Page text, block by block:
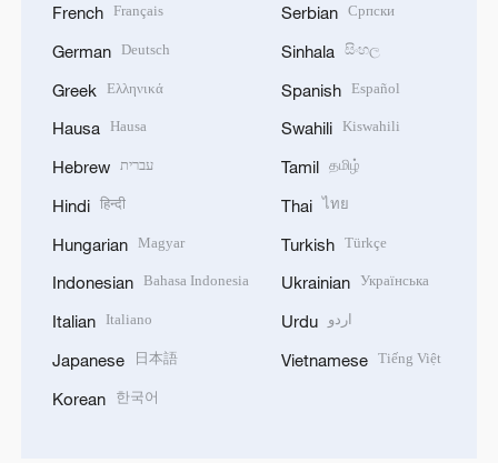
French Français
German Deutsch
Greek Ελληνικά
Hausa Hausa
Hebrew עברית
Hindi हिन्दी
Hungarian Magyar
Indonesian Bahasa Indonesia
Italian Italiano
Japanese 日本語
Korean 한국어
Serbian Српски
Sinhala සිංහල
Spanish Español
Swahili Kiswahili
Tamil தமிழ்
Thai ไทย
Turkish Türkçe
Ukrainian Українська
Urdu اردو
Vietnamese Tiếng Việt